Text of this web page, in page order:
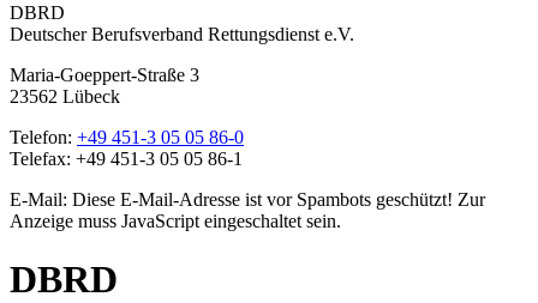
DBRD
Deutscher Berufsverband Rettungsdienst e.V.
Maria-Goeppert-Straße 3
23562 Lübeck
Telefon: +49 451-3 05 05 86-0
Telefax: +49 451-3 05 05 86-1
E-Mail: Diese E-Mail-Adresse ist vor Spambots geschützt! Zur
Anzeige muss JavaScript eingeschaltet sein.
DBRD